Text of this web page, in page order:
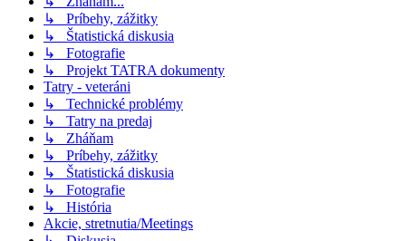
↳ Príbehy, zážitky
↳ Štatistická diskusia
↳ Fotografie
↳ Projekt TATRA dokumenty
Tatry - veteráni
↳ Technické problémy
↳ Tatry na predaj
↳ Zháňam
↳ Príbehy, zážitky
↳ Štatistická diskusia
↳ Fotografie
↳ História
Akcie, stretnutia/Meetings